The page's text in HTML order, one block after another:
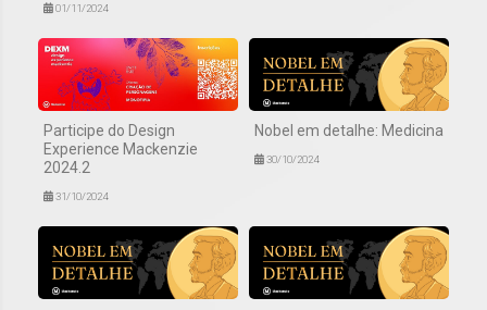
01/11/2024
Participe do Design
Experience Mackenzie
2024.2
31/10/2024
Nobel em detalhe: Medicina
30/10/2024